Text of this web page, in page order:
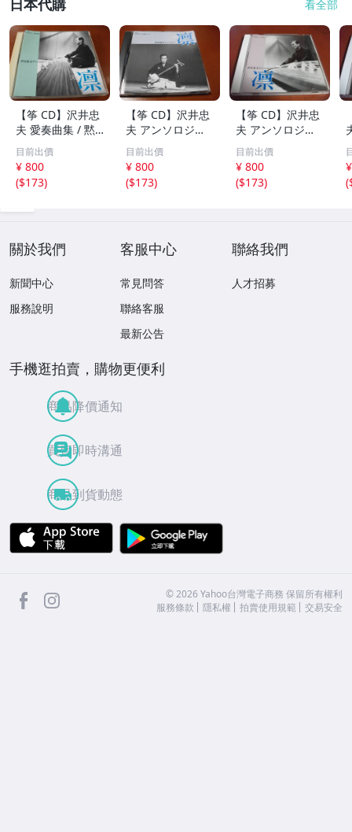
日本代購 看全部
【筝 CD】沢井忠
夫 愛奏曲集 / 黙
示 、波 、二つの
相 、箏二重奏ソ
ナタ 杵屋正邦 、
入野義朗 、小野
目前出價
¥ 800
($173)
【筝 CD】沢井忠
夫 アンソロジー
「凜」からの分売
沢井忠夫作品集
ライブ 風衣、水
の声、枯野砧、五
目前出價
¥ 800
($173)
【筝 CD】沢井忠
夫 アンソロジー
「凜」からの分売
沢井忠夫 作品集
第三集 “光る海”
（限定販売） 200
目前出價
¥ 800
($173)
(
關於我們
新聞中心
服務說明
客服中心
常見問答
聯絡客服
最新公告
聯絡我們
人才招募
手機逛拍賣，購物更便利
商品降價通知
買賣即時溝通
商品到貨動態
APP Store
facebook ©2026 Yahoo台灣電子商務 保留所有權利
服務條款
隱私權 拍賣使用規範 交易安全